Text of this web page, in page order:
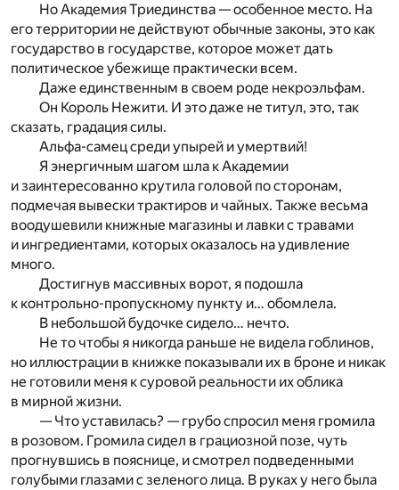
Но Академия Триединства — особенное место. На
его территории не действуют обычные законы, это как
государство в государстве, которое может дать
политическое убежище практически всем.
Даже единственным в своем роде некроэльфам.
Он Король Нежити. И это даже не титул, это, так
сказать, градация силы.
Альфа-самец среди упырей и умертвий!
Я энергичным шагом шла к Академии
и заинтересованно крутила головой по сторонам,
подмечая вывески трактиров и чайных. Также весьма
воодушевили книжные магазины и лавки с травами
и ингредиентами, которых оказалось на удивление
много.
Достигнув массивных ворот, я подошла
к контрольно-пропускному пункту и… обомлела.
В небольшой будочке сидело… нечто.
Не то чтобы я никогда раньше не видела гоблинов,
но иллюстрации в книжке показывали их в броне и никак
не готовили меня к суровой реальности их облика
в мирной жизни.
— Что уставилась? — грубо спросил меня громила
в розовом. Громила сидел в грациозной позе, чуть
прогнувшись в пояснице, и смотрел подведенными
голубыми глазами с зеленого лица. В руках у него была